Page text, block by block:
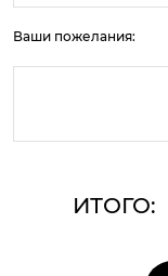
Ваши пожелания:
ИТОГО: